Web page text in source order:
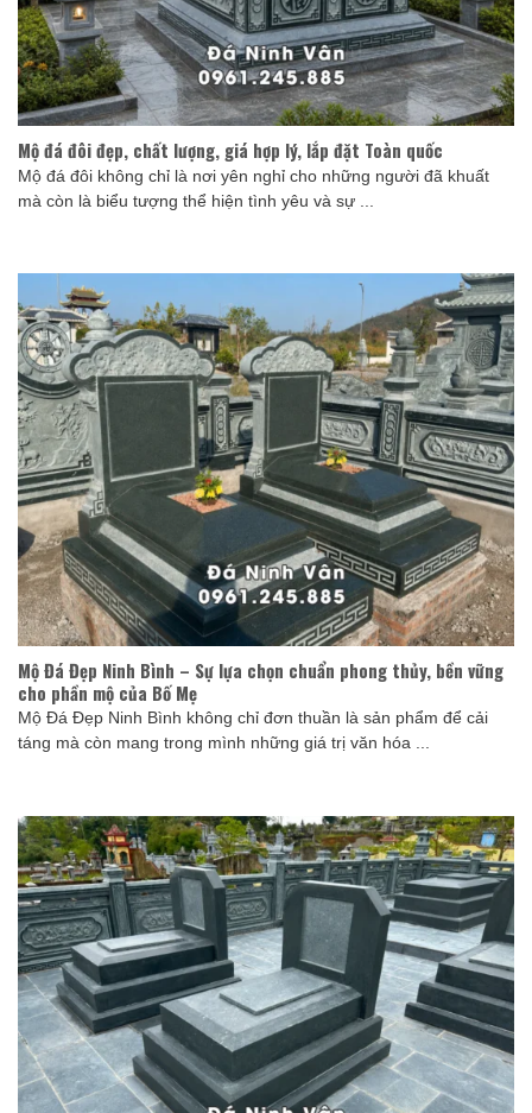
Mộ đá đôi đẹp, chất lượng, giá hợp lý, lắp đặt Toàn quốc
Mộ đá đôi không chỉ là nơi yên nghỉ cho những người đã khuất
mà còn là biểu tượng thể hiện tình yêu và sự ...
Mộ Đá Đẹp Ninh Bình – Sự lựa chọn chuẩn phong thủy, bền vững
cho phần mộ của Bố Mẹ
Mộ Đá Đẹp Ninh Bình không chỉ đơn thuần là sản phẩm để cải
táng mà còn mang trong mình những giá trị văn hóa ...